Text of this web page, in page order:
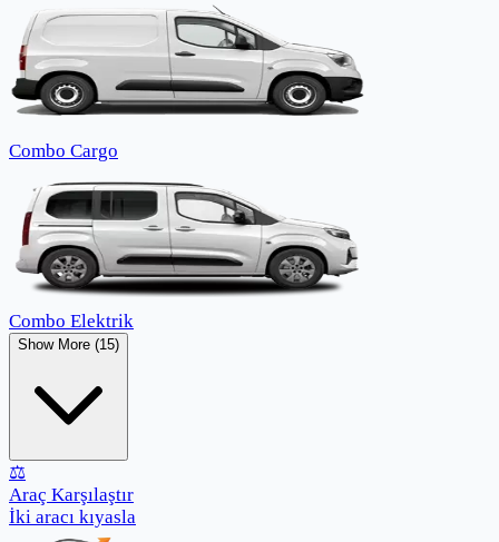
Combo Cargo
Combo Elektrik
Show More (15)
⚖️
Araç Karşılaştır
İki aracı kıyasla